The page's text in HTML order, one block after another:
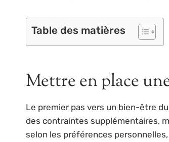
Table des matières
Mettre en place
Le premier pas vers un bien-être
des contraintes supplémentaires,
selon les préférences